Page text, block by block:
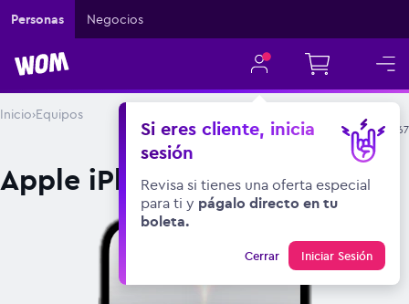
Personas Negocios
Si eres cliente, inicia
sesión
Revisa si tienes una oferta especial
para ti y págalo directo en tu
boleta.
Cerrar Iniciar Sesión
Inicio›Equipos
SKU:001.002.2767
Apple iPhone 16e 5G 128GB